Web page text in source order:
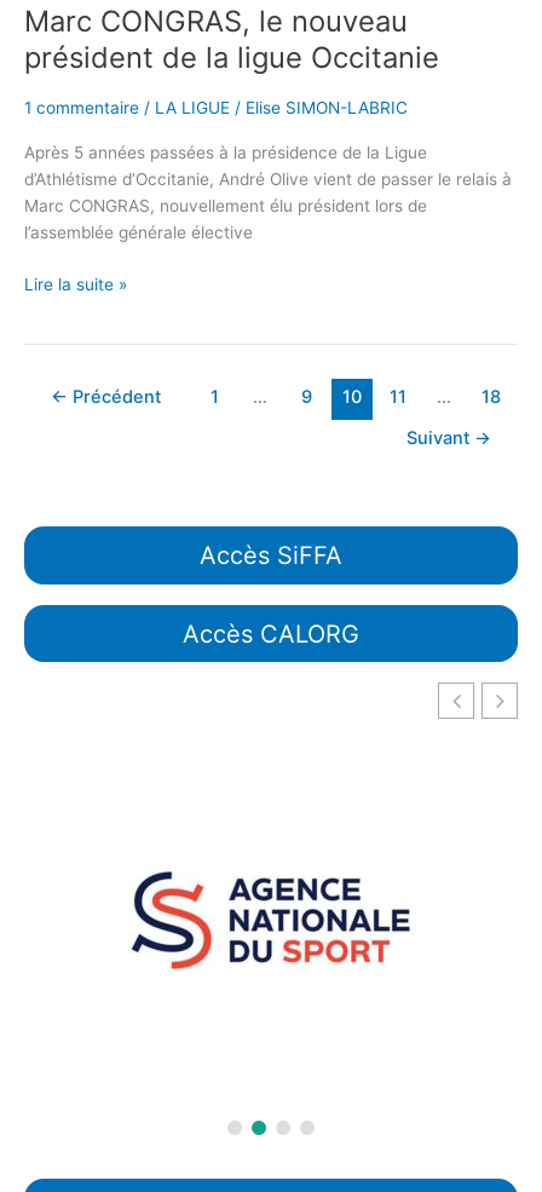
Marc CONGRAS, le nouveau
président de la ligue Occitanie
1 commentaire / LA LIGUE / Elise SIMON-LABRIC
Après 5 années passées à la présidence de la Ligue
d’Athlétisme d’Occitanie, André Olive vient de passer le relais à
Marc CONGRAS, nouvellement élu président lors de
l’assemblée générale élective
Lire la suite »
← Précédent 1 … 9 10 11 …
18
Suivant →
Accès SiFFA
Accès CALORG